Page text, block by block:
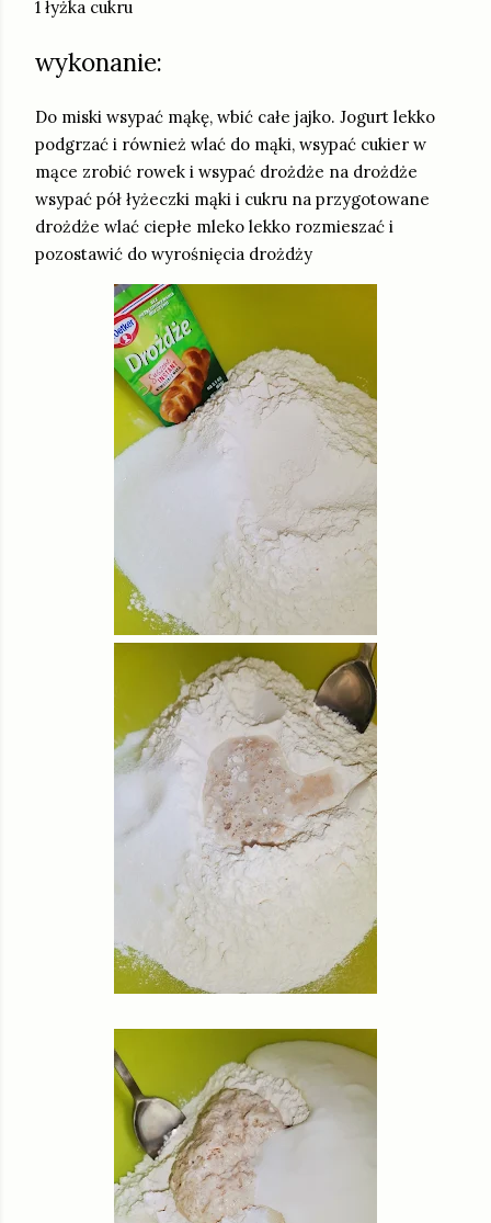
1 łyżka cukru
wykonanie:
Do miski wsypać mąkę, wbić całe jajko. Jogurt lekko
podgrzać i również wlać do mąki, wsypać cukier w
mące zrobić rowek i wsypać drożdże na drożdże
wsypać pół łyżeczki mąki i cukru na przygotowane
drożdże wlać ciepłe mleko lekko rozmieszać i
pozostawić do wyrośnięcia drożdży